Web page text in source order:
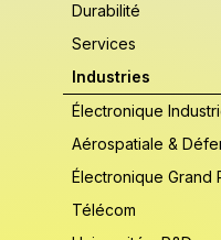
Durabilité
Services
Industries
Électronique
Aérospatiale &
Électronique Grand
Télécom